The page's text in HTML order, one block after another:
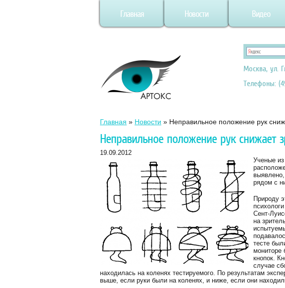
Главная Новости Видео
Москва, ул.
Телефоны:
Главная » Новости » Неправильное положение рук
Неправильное положение рук снижает
19.09.2012
Ученые
рядом с
Природу
Сент-
на
тесте
мониторе
кнопок.
случае
находилась на коленях тестируемого. По результатам
выше, если руки были на коленях, и ниже, если они